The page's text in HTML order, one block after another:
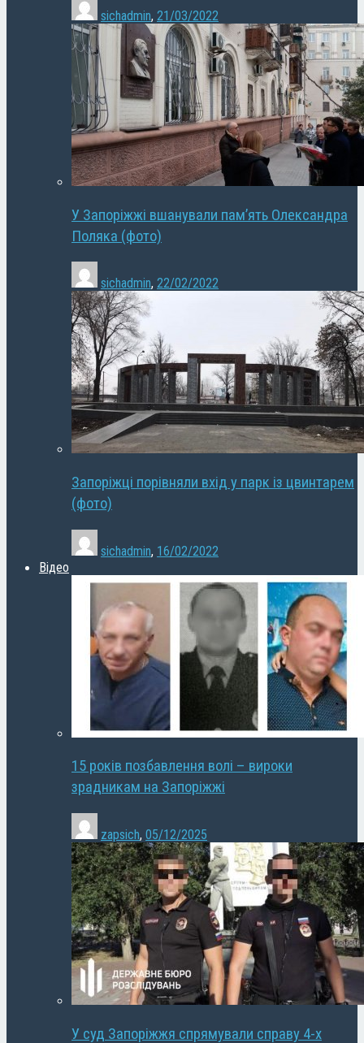
sichadmin, 21/03/2022
У Запоріжжі вшанували пам’ять Олександра
Поляка (фото)
sichadmin, 22/02/2022
Запоріжці порівняли вхід у парк із цвинтарем
(фото)
sichadmin, 16/02/2022
Відео
15 років позбавлення волі – вироки
зрадникам на Запоріжжі
zapsich, 05/12/2025
У суд Запоріжжя спрямували справу 4-х